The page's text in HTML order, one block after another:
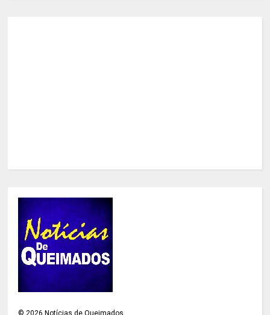
© 2026 Notícias de Queimados